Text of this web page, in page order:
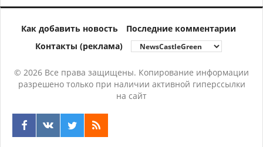
Как добавить новость
Последние комментарии
Контакты (реклама)
© 2026 Все права защищены. Копирование информации
разрешено только при наличии активной гиперссылки
на сайт